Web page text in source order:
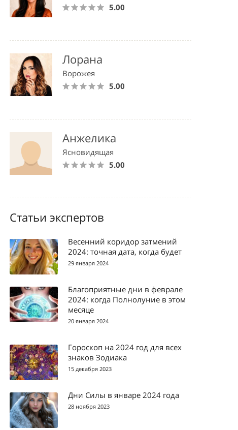
5.00
Лорана
Ворожея
5.00
Анжелика
Ясновидящая
5.00
Статьи экспертов
Весенний коридор затмений
2024: точная дата, когда будет
29 января 2024
Благоприятные дни в феврале
2024: когда Полнолуние в этом
месяце
20 января 2024
Гороскоп на 2024 год для всех
знаков Зодиака
15 декабря 2023
Дни Силы в январе 2024 года
28 ноября 2023